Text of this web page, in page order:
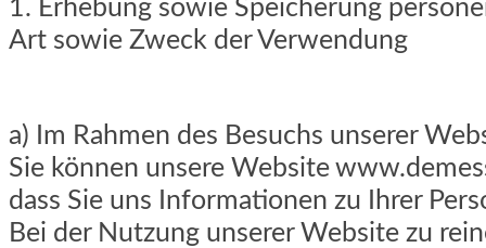
1. Erhebung sowie Speicherung
Art sowie Zweck der Verwendung
a) Im Rahmen des Besuchs unserer
Sie können unsere Website
dass Sie uns Informationen zu Ihrer
Bei der Nutzung unserer Website zu